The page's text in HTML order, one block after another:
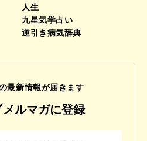
人生
九星気学占い
逆引き病気辞典
最新情報が届きます
メルマガに登録